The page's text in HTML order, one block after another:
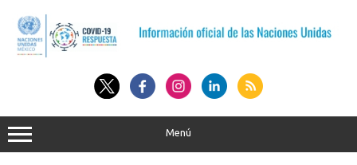
contenido
Menú